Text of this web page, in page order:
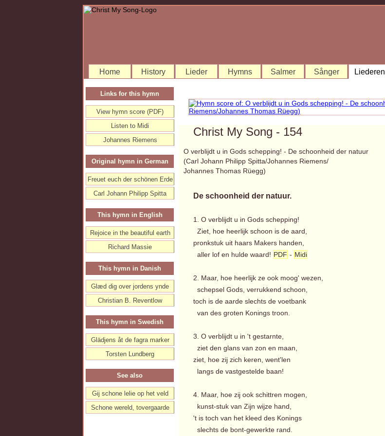
Home History Lieder Hymns Salmer Sånger Liederen
Christ My Song - 154
O verblijdt u in Gods schepping! - De schoonheid der natuur
(Carl Johann Philipp Spitta/Johannes Riemens/
Johannes Thomas Rüegg)
De schoonheid der natuur.
1. O verblijdt u in Gods schepping!
Ziet, hoe heerlijk schoon is de aard,
pronkstuk uit haars Makers handen,
aller lof en hulde waard! PDF - Midi
2. Maar, hoe heerlijk ze ook moog' wezen,
schepsel Gods, verrukkend schoon,
toch is de aarde slechts de voetbank
van des groten Konings troon.
3. O verblijdt u in 't gestarnte,
ziet den glans van zon en maan,
ziet, hoe zij zich keren, went'len
langs de vastgestelde baan!
4. Maar, hoe zij ook schittren mogen,
kunst-stuk van Zijn wijze hand,
't is toch van het kleed des Konings
slechts de bont-gewerkte rand.
Links for this hymn
View hymn score (PDF)
Listen to Midi
Johannes Riemens
Original hymn in German
Freuet euch der schönen Erde
Carl Johann Philipp Spitta
This hymn in English
Rejoice in the beautiful earth
Richard Massie
This hymn in Danish
Glæd dig over jordens ynde
Christian B. Reventlow
This hymn in Swedish
Glädjens åt de fagra marker
Torsten Lundberg
See also
Gij schone lelie op het veld
Schone wereld, tovergaarde